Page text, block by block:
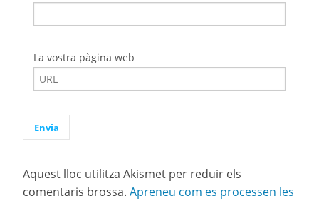
La vostra pàgina web
Aquest lloc utilitza Akismet per reduir els
comentaris brossa. Apreneu com es processen les